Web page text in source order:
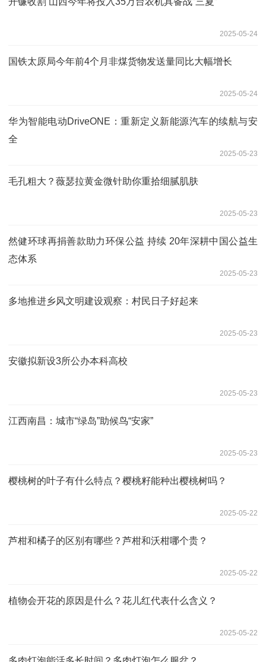
2025-05-24
国铁太原局今年前4个月非煤货物发送量同比大幅增长
2025-05-24
华为智能电动DriveONE：重新定义新能源汽车的续航与安
全
2025-05-23
毛孔粗大？薇瑟拉黄金微针助你重拾细腻肌肤
2025-05-23
然健环球再捐善款助力环保公益 持续 20年深耕中国公益生
态体系
2025-05-23
多地推进乡风文明建设观察：村民日子好起来
2025-05-23
安徽拟新设3所公办本科高校
2025-05-23
江西南昌：城市“绿岛”助候鸟“安家”
2025-05-23
樱桃树的叶子有什么特点？樱桃籽能种出樱桃树吗？
2025-05-22
芦柑和橘子的区别有哪些？芦柑和沃柑哪个贵？
2025-05-22
植物会开花的原因是什么？花儿红代表什么含义？
2025-05-22